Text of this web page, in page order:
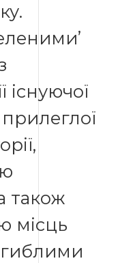
існуючої
також
місць